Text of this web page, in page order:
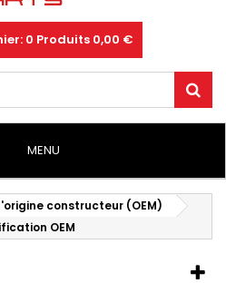
0 Produits 0,00 €
MENU
HOME
constructeur (OEM)
OEM